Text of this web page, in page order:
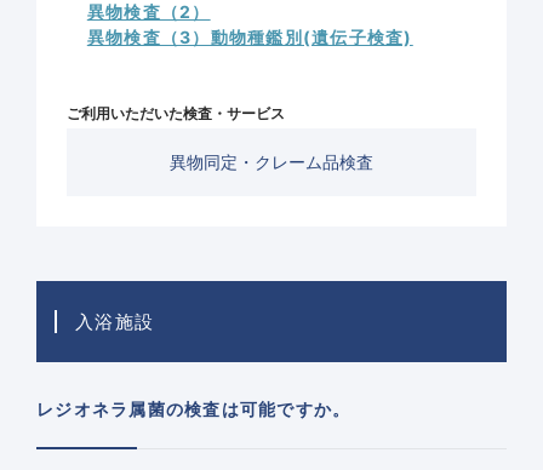
異物検査（2）
異物検査（3）動物種鑑別(遺伝子検査)
ご利用いただいた検査・サービス
異物同定・クレーム品検査
入浴施設
レジオネラ属菌の検査は可能ですか。